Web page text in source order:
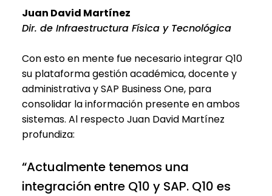
Juan David Martínez
Dir. de Infraestructura Física y Tecnológica
Con esto en mente fue necesario integrar Q10
su plataforma gestión académica, docente y
administrativa y SAP Business One, para
consolidar la información presente en ambos
sistemas. Al respecto Juan David Martínez
profundiza:
“Actualmente tenemos una
integración entre Q10 y SAP. Q10 es